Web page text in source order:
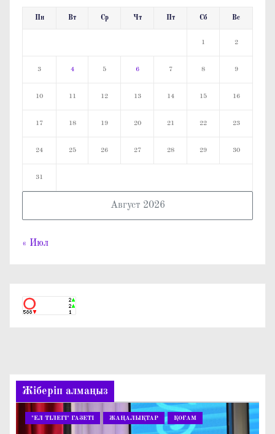
Август 2026
Пн Вт Ср Чт Пт Сб Вс
1 2
3 4 5 6 7 8 9
10 11 12 13 14 15 16
17 18 19 20 21 22 23
24 25 26 27 28 29 30
31
« Июл
Жіберіп алмаңыз
"ЕЛ ТІЛЕГІ" ГАЗЕТІ ЖАҢАЛЫҚТАР ҚОҒАМ